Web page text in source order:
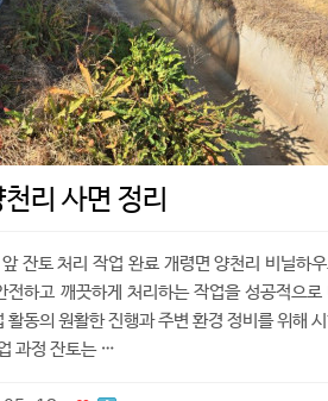
리 사면 정리
잔토 처리 작업 완료 개령면 양천리 비닐하
전하고 깨끗하게 처리하는 작업을 성공적으로
활동의 원활한 진행과 주변 환경 정비를 위해
과정 잔토는 …